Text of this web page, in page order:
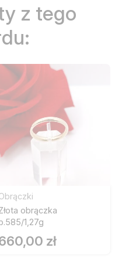
z tego
obrączka
1,27g
zł